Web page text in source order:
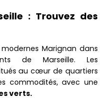
: Trouvez des
Marignan dans
de Marseille. Les
au cœur de quartiers
commodités, avec une
verts.